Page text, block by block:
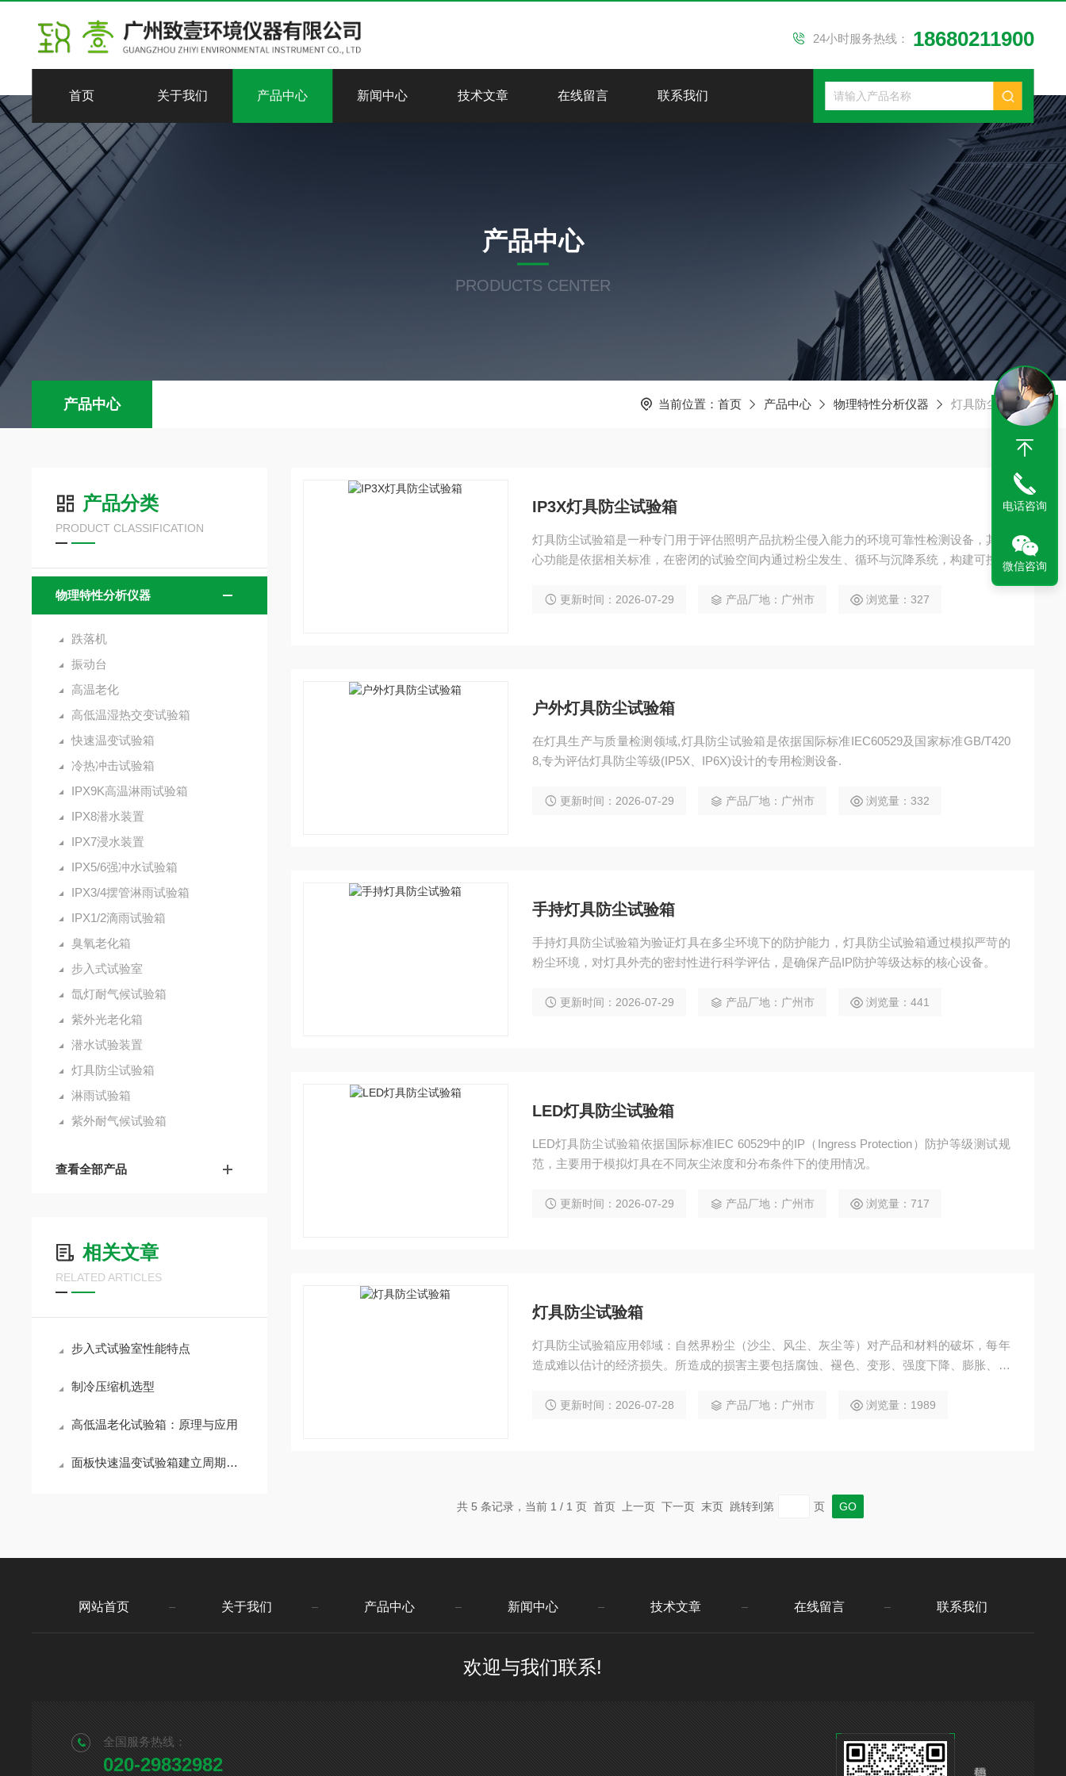
24小时服务热线： 18680211900
首页 关于我们 产品中心 新闻中心 技术文章 在线留言 联系我们
产品中心
PRODUCTS CENTER
产品中心 当前位置： 首页 产品中心 物理特性分析仪器 灯具防尘试验箱
产品分类
PRODUCT CLASSIFICATION
物理特性分析仪器
跌落机
振动台
高温老化
高低温湿热交变试验箱
快速温变试验箱
冷热冲击试验箱
IPX9K高温淋雨试验箱
IPX8潜水装置
IPX7浸水装置
IPX5/6强冲水试验箱
IPX3/4摆管淋雨试验箱
IPX1/2滴雨试验箱
臭氧老化箱
步入式试验室
氙灯耐气候试验箱
紫外光老化箱
潜水试验装置
灯具防尘试验箱
淋雨试验箱
紫外耐气候试验箱
查看全部产品
相关文章
RELATED ARTICLES
步入式试验室性能特点
制冷压缩机选型
高低温老化试验箱：原理与应用
面板快速温变试验箱建立周期性保养机制的重要性介绍
IP3X灯具防尘试验箱
灯具防尘试验箱是一种专门用于评估照明产品抗粉尘侵入能力的环境可靠性检测设备，其核
心功能是依据相关标准，在密闭的试验空间内通过粉尘发生、循环与沉降系统，构建可控的
更新时间：2026-07-29 产品厂地：广州市 浏览量：327
户外灯具防尘试验箱
在灯具生产与质量检测领域,灯具防尘试验箱是依据国际标准IEC60529及国家标准GB/T420
8,专为评估灯具防尘等级(IP5X、IP6X)设计的专用检测设备.
更新时间：2026-07-29 产品厂地：广州市 浏览量：332
手持灯具防尘试验箱
手持灯具防尘试验箱为验证灯具在多尘环境下的防护能力，灯具防尘试验箱通过模拟严苛的
粉尘环境，对灯具外壳的密封性进行科学评估，是确保产品IP防护等级达标的核心设备。
更新时间：2026-07-29 产品厂地：广州市 浏览量：441
LED灯具防尘试验箱
LED灯具防尘试验箱依据国际标准IEC 60529中的IP（Ingress Protection）防护等级测试规
范，主要用于模拟灯具在不同灰尘浓度和分布条件下的使用情况。
更新时间：2026-07-29 产品厂地：广州市 浏览量：717
灯具防尘试验箱
灯具防尘试验箱应用邻域：自然界粉尘（沙尘、风尘、灰尘等）对产品和材料的破坏，每年
造成难以估计的经济损失。所造成的损害主要包括腐蚀、褪色、变形、强度下降、膨胀、发
壳防尘试验是*的一道关键程序。 一般应用领域：户外灯具、家用电器、汽车配件及其他电
更新时间：2026-07-28 产品厂地：广州市 浏览量：1989
共 5 条记录，当前 1 / 1 页 首页 上一页 下一页 末页 跳转到第 页
网站首页 关于我们 产品中心 新闻中心 技术文章 在线留言 联系我们
欢迎与我们联系!
全国服务热线：
020-29832982
电话咨询
微信咨询